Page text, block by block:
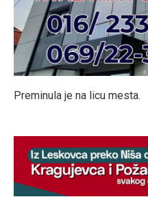
Preminula je na licu mesta.